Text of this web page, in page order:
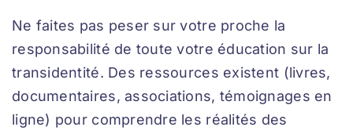
Ne faites pas peser sur votre proche la
responsabilité de toute votre éducation sur la
transidentité. Des ressources existent (livres,
documentaires, associations, témoignages en
ligne) pour comprendre les réalités des